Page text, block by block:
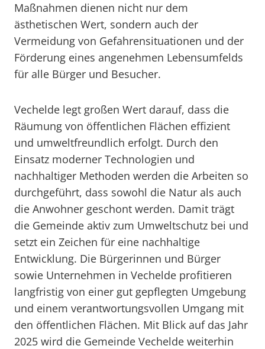
Maßnahmen dienen nicht nur dem
ästhetischen Wert, sondern auch der
Vermeidung von Gefahrensituationen und der
Förderung eines angenehmen Lebensumfelds
für alle Bürger und Besucher.
Vechelde legt großen Wert darauf, dass die
Räumung von öffentlichen Flächen effizient
und umweltfreundlich erfolgt. Durch den
Einsatz moderner Technologien und
nachhaltiger Methoden werden die Arbeiten so
durchgeführt, dass sowohl die Natur als auch
die Anwohner geschont werden. Damit trägt
die Gemeinde aktiv zum Umweltschutz bei und
setzt ein Zeichen für eine nachhaltige
Entwicklung. Die Bürgerinnen und Bürger
sowie Unternehmen in Vechelde profitieren
langfristig von einer gut gepflegten Umgebung
und einem verantwortungsvollen Umgang mit
den öffentlichen Flächen. Mit Blick auf das Jahr
2025 wird die Gemeinde Vechelde weiterhin